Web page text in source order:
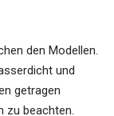
den Modellen.
und
getragen
zu beachten.